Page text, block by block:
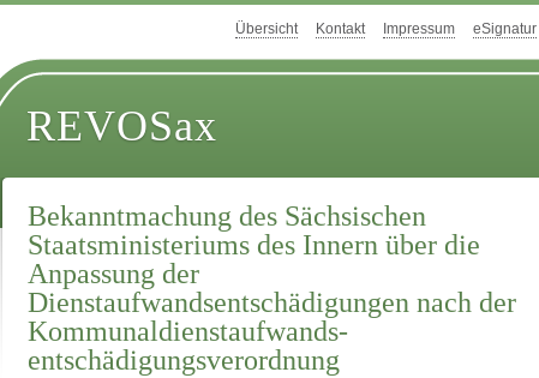
Übersicht Kontakt Impressum eSignatur
REVOSax
Bekanntmachung des Sächsischen
Staatsministeriums des Innern über die
Anpassung der
Dienstaufwandsentschädigungen nach der
Kommunaldienstaufwands­
entschädigungsverordnung